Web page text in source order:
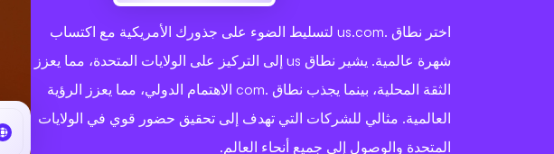
اختر نطاق .us.com لتسليط الضوء على جذورك الأمريكية مع اكتساب
شهرة عالمية. يشير نطاق us إلى التركيز على الولايات المتحدة، مما يعزز
الثقة المحلية، بينما يجذب نطاق .com الاهتمام الدولي، مما يعزز الرؤية
العالمية. مثالي للشركات التي تهدف إلى تحقيق حضور قوي في الولايات
المتحدة والوصول إلى جميع أنحاء العالم.